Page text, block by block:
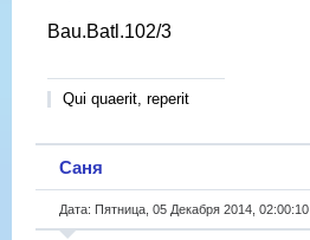
Bau.Batl.102/3
Qui quaerit, reperit
Саня
Дата: Пятница, 05 Декабря 2014,